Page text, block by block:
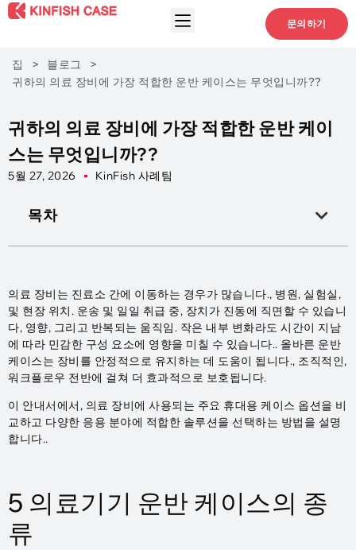
문의하기
집 > 블로그
>
귀하의 의료 장비에 가장 적합한 운반 케이스는 무엇입니까??
귀하의 의료 장비에 가장 적합한 운반 케이
스는 무엇입니까??
5월 27, 2026 KinFish 사례팀
목차
의료 장비는 진료소 간에 이동하는 경우가 많습니다., 병원, 실험실,
및 현장 위치. 운송 및 일일 취급 중, 장치가 진동에 직면할 수 있습니
다, 영향, 그리고 반복되는 움직임. 작은 내부 변화라도 시간이 지남
에 따라 민감한 구성 요소에 영향을 미칠 수 있습니다.. 올바른 운반
케이스는 장비를 안정적으로 유지하는 데 도움이 됩니다., 조직적인,
워크플로우 전반에 걸쳐 더 효과적으로 보호됩니다.
이 안내서에서, 의료 장비에 사용되는 주요 휴대용 케이스 옵션을 비
교하고 다양한 응용 분야에 적합한 솔루션을 선택하는 방법을 설명
합니다..
5 의료기기 운반 케이스의 종
류